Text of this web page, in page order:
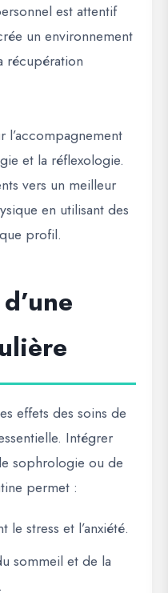
est attentif
un environnement
récupération
l’accompagnement
et la réflexologie.
vers un meilleur
en utilisant des
profil.
effets des soins de
Intégrer
sophrologie ou de
permet :
stress et l’anxiété.
sommeil et de la